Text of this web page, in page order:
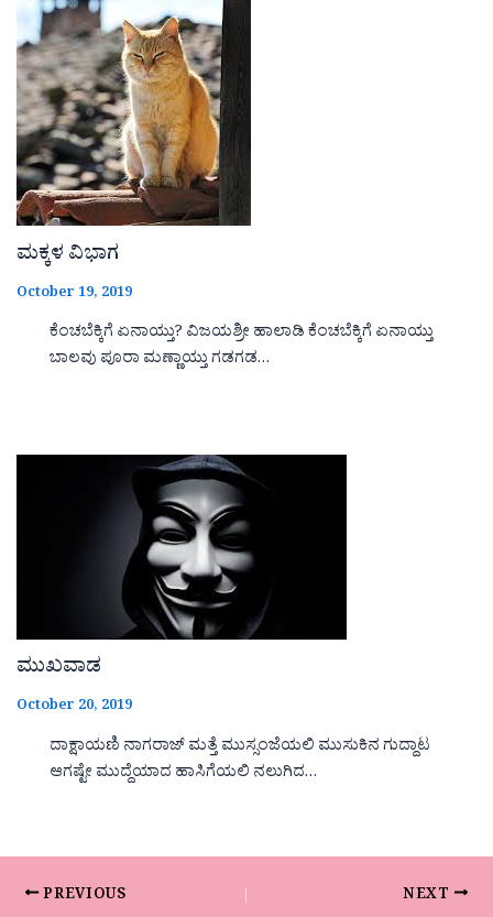
ಮಕ್ಕಳ ವಿಭಾಗ
October 19, 2019
ಕೆಂಚಬೆಕ್ಕಿಗೆ ಏನಾಯ್ತು? ವಿಜಯಶ್ರೀ ಹಾಲಾಡಿ ಕೆಂಚಬೆಕ್ಕಿಗೆ ಏನಾಯ್ತು
ಬಾಲವು ಪೂರಾ ಮಣ್ಣಾಯ್ತು ಗಡಗಡ…
ಮುಖವಾಡ
October 20, 2019
ದಾಕ್ಷಾಯಣಿ ನಾಗರಾಜ್ ಮತ್ತೆ ಮುಸ್ಸಂಜೆಯಲಿ ಮುಸುಕಿನ ಗುದ್ದಾಟ
ಆಗಷ್ಟೇ ಮುದ್ದೆಯಾದ ಹಾಸಿಗೆಯಲಿ ನಲುಗಿದ…
PREVIOUS NEXT